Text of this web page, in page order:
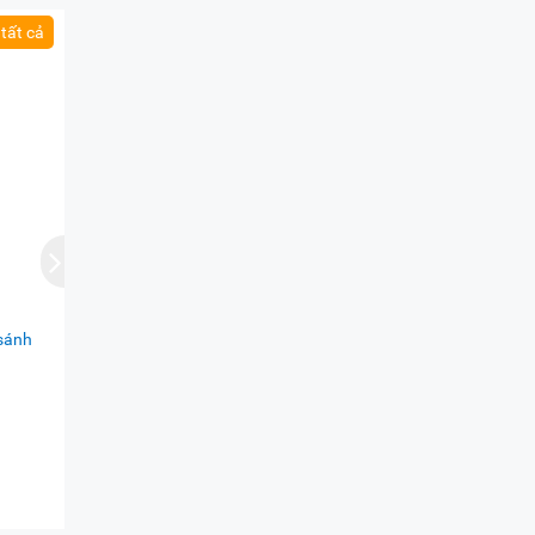
cả